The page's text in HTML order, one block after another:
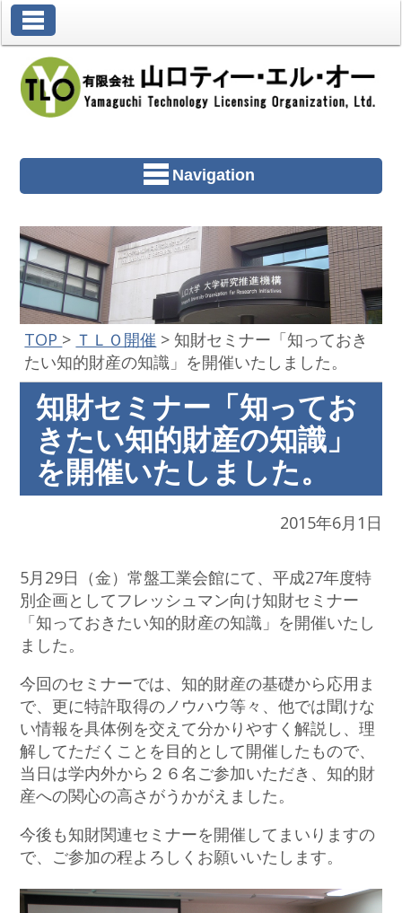
Navigation
TOP > ＴＬＯ開催 > 知財セミナー「知っておき
たい知的財産の知識」を開催いたしました。
知財セミナー「知ってお
きたい知的財産の知識」
を開催いたしました。
2015年6月1日
5月29日（金）常盤工業会館にて、平成27年度特
別企画としてフレッシュマン向け知財セミナー
「知っておきたい知的財産の知識」を開催いたし
ました。
今回のセミナーでは、知的財産の基礎から応用ま
で、更に特許取得のノウハウ等々、他では聞けな
い情報を具体例を交えて分かりやすく解説し、理
解してただくことを目的として開催したもので、
当日は学内外から２６名ご参加いただき、知的財
産への関心の高さがうかがえました。
今後も知財関連セミナーを開催してまいりますの
で、ご参加の程よろしくお願いいたします。